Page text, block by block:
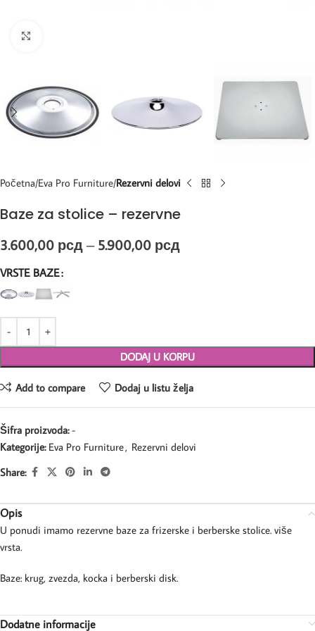
Početna Eva Pro Furniture Rezervni delovi
Baze za stolice – rezervne
3.600,00 рсд – 5.900,00 рсд
VRSTE BAZE
DODAJ U KORPU
Add to compare Dodaj u listu želja
Šifra proizvoda:-
Kategorije: Eva Pro Furniture, Rezervni delovi
Share:
Opis
U ponudi imamo rezervne baze za frizerske i berberske stolice. više
vrsta.
Baze: krug, zvezda, kocka i berberski disk.
Dodatne informacije